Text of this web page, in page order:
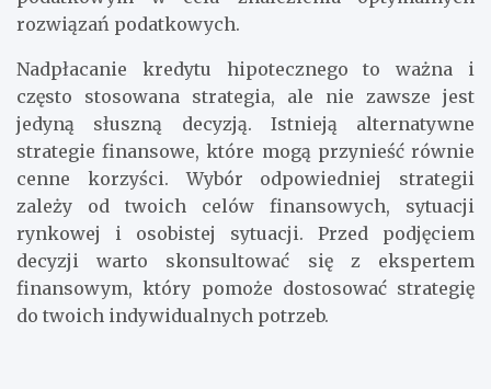
twoje finanse. Możesz skonsultować się z doradcą
podatkowym w celu znalezienia optymalnych
rozwiązań podatkowych.
Nadpłacanie kredytu hipotecznego to ważna i
często stosowana strategia, ale nie zawsze jest
jedyną słuszną decyzją. Istnieją alternatywne
strategie finansowe, które mogą przynieść równie
cenne korzyści. Wybór odpowiedniej strategii
zależy od twoich celów finansowych, sytuacji
rynkowej i osobistej sytuacji. Przed podjęciem
decyzji warto skonsultować się z ekspertem
finansowym, który pomoże dostosować strategię